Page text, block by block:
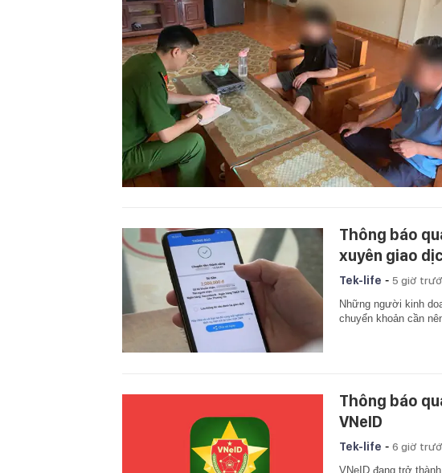
Thông báo
xuyên giao
Tek-life - 5 giờ
Những người kinh
chuyển khoản cần
Thông báo
VNeID
Tek-life - 6 giờ
VNeID đang trở